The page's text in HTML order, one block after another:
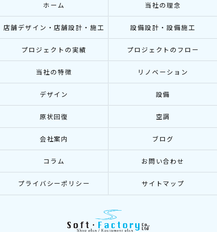
ホーム 当社の理念
店舗デザイン・店舗設計・施工 設備設計・設備施工
プロジェクトの実績 プロジェクトのフロー
当社の特徴 リノベーション
デザイン 設備
原状回復 空調
会社案内 ブログ
コラム お問い合わせ
プライバシーポリシー サイトマップ